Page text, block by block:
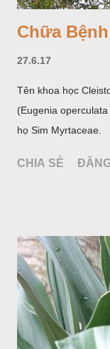
Chữa
27.6.17
Tên khoa học
(Eugenia
họ Sim Myrtaceae.
CHIA SẺ